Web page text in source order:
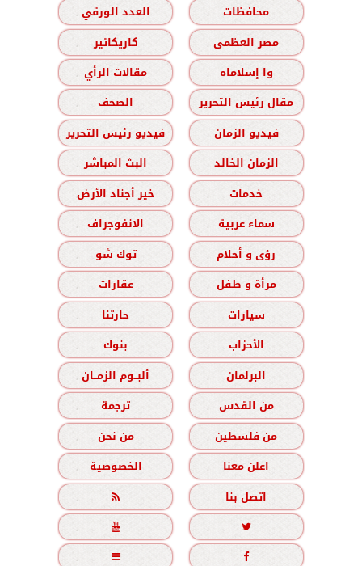
محافظات
العدد الورقي
مصر العظمى
كاريكاتير
وا إسلاماه
مقالات الرأي
مقال رئيس التحرير
الصحف
فيديو الزمان
فيديو رئيس التحرير
الزمان الخالد
البث المباشر
خدمات
خير أجناد الأرض
سماء عربية
الانفوجراف
رؤى و أحلام
توك شو
مرأة و طفل
عقارات
سيارات
حارتنا
الأحزاب
بنوك
البرلمان
ألبــوم الزمــان
من القدس
ترجمة
من فلسطين
من نحن
اعلن معنا
الخصوصية
اتصل بنا




